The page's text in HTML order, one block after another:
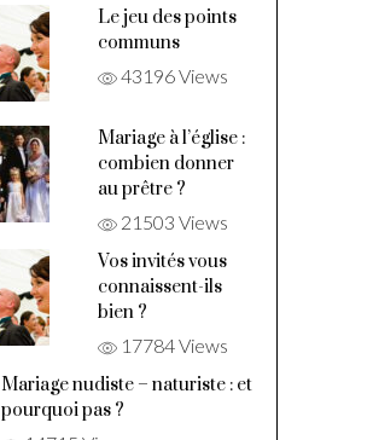
Le jeu des points
communs
43196 Views
Mariage à l’église :
combien donner
au prêtre ?
21503 Views
Vos invités vous
connaissent-ils
bien ?
17784 Views
Mariage nudiste – naturiste : et
pourquoi pas ?